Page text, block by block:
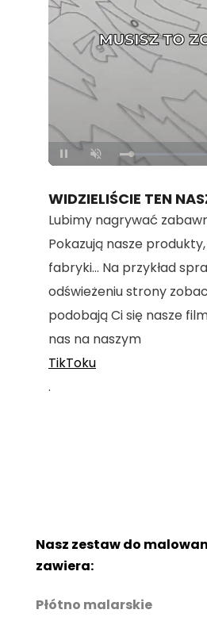
Unmute Loaded
100.00%
WIDZIELIŚCIE TEN
Lubimy nagrywać
Pokazują nasze
fabryki... Na przykład
odświeżeniu strony
podobają Ci się nasze
nas na naszym
TikToku
.
Nasz zestaw do
zawiera:
Płótno malarskie